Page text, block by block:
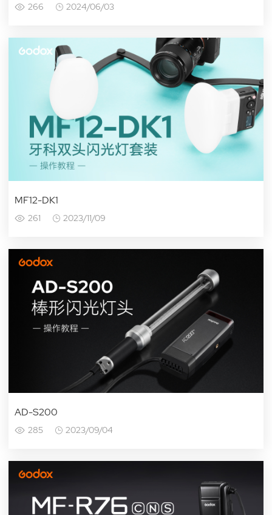
266 2024/06/03
MF12-DK1
261 2023/11/09
AD-S200
285 2023/09/04